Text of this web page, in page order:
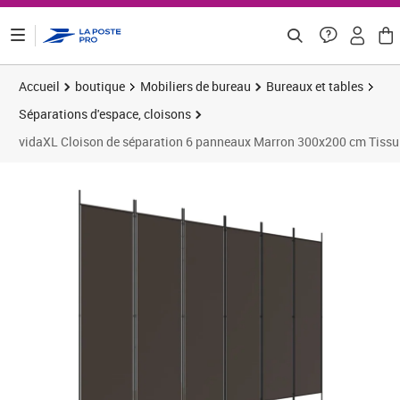
Accueil boutique Mobiliers de bureau
Bureaux et tables
Séparations d'espace, cloisons
vidaXL Cloison de séparation 6 panneaux Marron 300x200 cm Tissu